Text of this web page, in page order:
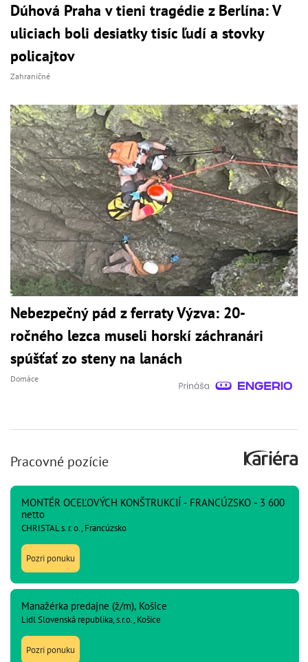
Dúhová Praha v tieni tragédie z Berlína: V
uliciach boli desiatky tisíc ľudí a stovky
policajtov
Zahraničné
Nebezpečný pád z ferraty Výzva: 20-
ročného lezca museli horskí záchranári
spúšťať zo steny na lanách
Domáce
Pracovné pozície
MONTÉR OCEĽOVÝCH KONŠTRUKCIÍ - FRANCÚZSKO - 3 600
netto
CHRISTAL s. r. o., Francúzsko
Pozri ponuku
Manažérka predajne (ž/m), Košice
Lidl Slovenská republika, s.r.o., Košice
Pozri ponuku